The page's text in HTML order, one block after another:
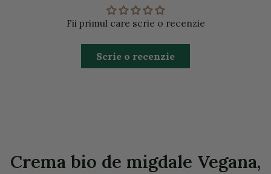
Fii primul care scrie o recenzie
Scrie o recenzie
Crema bio de migdale Vegana,